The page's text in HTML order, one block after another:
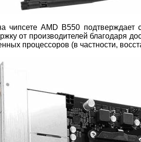
чипсете AMD B550 подтверждает
от производителей благодаря
процессоров (в частности,